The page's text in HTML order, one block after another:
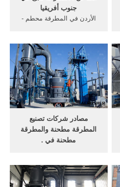
جنوب أفريقيا
الأردن في المطرقة محطم -
في جنوب افريقيا .
مصادر شركات تصنيع
المطرقة مطحنة والمطرقة
مطحنة في .
المطرقة مطحنة ومنتجات
المطرقة مطحنة بأفضل ...